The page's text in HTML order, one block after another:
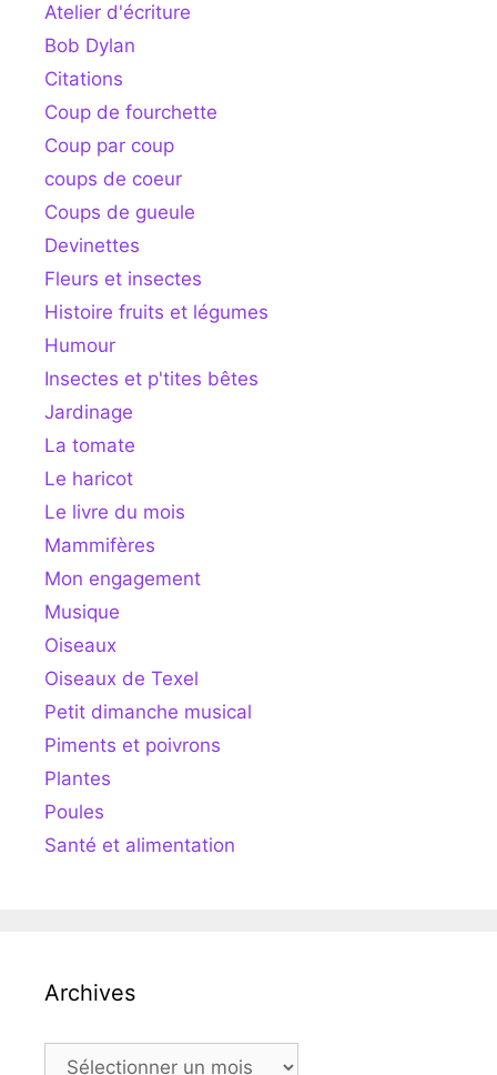
Atelier d'écriture
Bob Dylan
Citations
Coup de fourchette
Coup par coup
coups de coeur
Coups de gueule
Devinettes
Fleurs et insectes
Histoire fruits et légumes
Humour
Insectes et p'tites bêtes
Jardinage
La tomate
Le haricot
Le livre du mois
Mammifères
Mon engagement
Musique
Oiseaux
Oiseaux de Texel
Petit dimanche musical
Piments et poivrons
Plantes
Poules
Santé et alimentation
Archives
Archives